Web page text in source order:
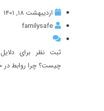
اردیبهشت 18, 1401
familysafe
ثبت نظر برای دلایل
چیست؟ چرا روابط در